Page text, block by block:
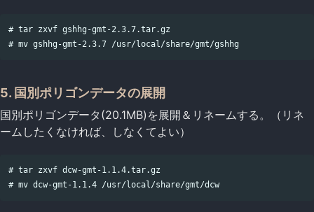
# tar zxvf gshhg-gmt-2.3.7.tar.gz
5. 国別ポリゴンデータの展開
国別ポリゴンデータ(20.1MB)を展開＆リネームする。（リネ
ームしたくなければ、しなくてよい）
# tar zxvf dcw-gmt-1.1.4.tar.gz